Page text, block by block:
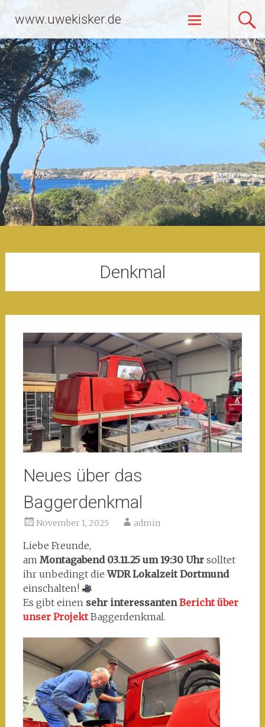
Inhalt
springen
www.uwekisker.de
Denkmal
Neues über das
Baggerdenkmal
November 1, 2025 admin
Liebe Freunde,
am Montagabend 03.11.25 um 19:30 Uhrsolltet
ihr unbedingt dieWDR Lokalzeit Dortmund
einschalten!
Es gibt einen sehr interessantenBericht über
unser ProjektBaggerdenkmal.